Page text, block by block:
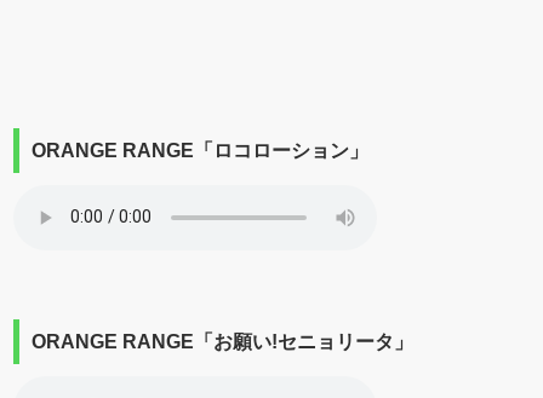
ORANGE RANGE「ロコローション」
ORANGE RANGE「お願い!セニョリータ」